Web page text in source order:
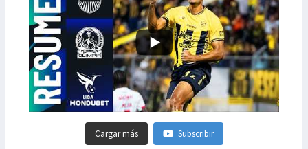
Cargar más Subscribir